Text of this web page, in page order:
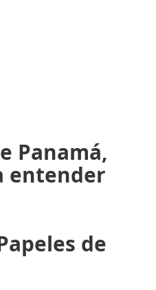
Panamá,
entender
de